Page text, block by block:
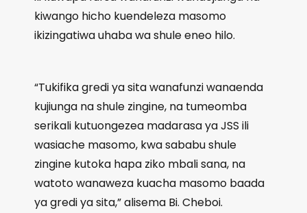
kiwango hicho kuendeleza masomo
ikizingatiwa uhaba wa shule eneo hilo.
“Tukifika gredi ya sita wanafunzi wanaenda
kujiunga na shule zingine, na tumeomba
serikali kutuongezea madarasa ya JSS ili
wasiache masomo, kwa sababu shule
zingine kutoka hapa ziko mbali sana, na
watoto wanaweza kuacha masomo baada
ya gredi ya sita,” alisema Bi. Cheboi.